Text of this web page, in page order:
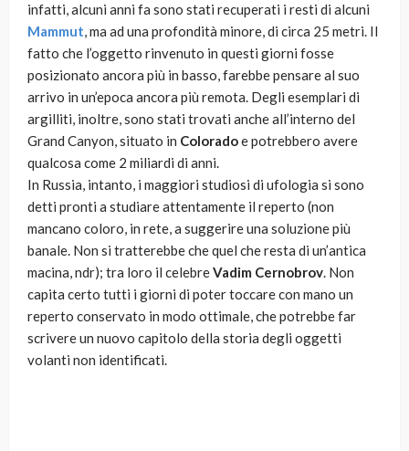
infatti, alcuni anni fa sono stati recuperati i resti di alcuni
Mammut, ma ad una profondità minore, di circa 25 metri. Il
fatto che l’oggetto rinvenuto in questi giorni fosse
posizionato ancora più in basso, farebbe pensare al suo
arrivo in un’epoca ancora più remota. Degli esemplari di
argilliti, inoltre, sono stati trovati anche all’interno del
Grand Canyon, situato in Coloradoe potrebbero avere
qualcosa come 2 miliardi di anni.
In Russia, intanto, i maggiori studiosi di ufologia si sono
detti pronti a studiare attentamente il reperto (non
mancano coloro, in rete, a suggerire una soluzione più
banale. Non si tratterebbe che quel che resta di un’antica
macina, ndr); tra loro il celebreVadim Cernobrov. Non
capita certo tutti i giorni di poter toccare con mano un
reperto conservato in modo ottimale, che potrebbe far
scrivere un nuovo capitolo della storia degli oggetti
volanti non identificati.